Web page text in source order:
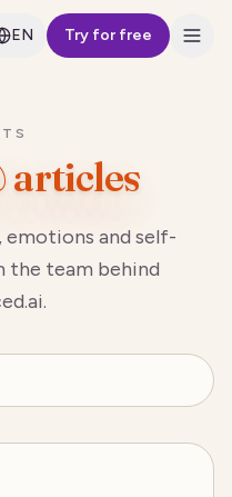
EN Try for free
articles
and self-
team behind